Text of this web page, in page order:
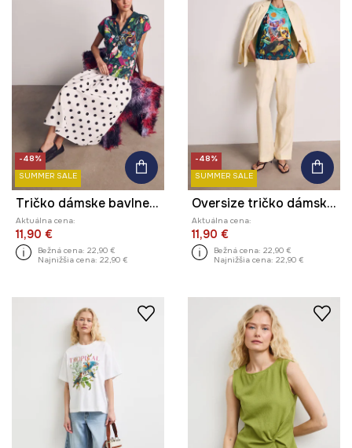
-48%
SUMMER SALE
Tričko dámske bavlnené s elastanom z kolekcie Kit Mizeres x Medicine
Aktuálna cena:
11,90 €
Bežná cena: 22,90 €
Najnižšia cena: 22,90 €
-48%
SUMMER SALE
Oversize tričko dámske bavlnené s elastanom z kolekcie Kit Mizeres x Medicine
Aktuálna cena:
11,90 €
Bežná cena: 22,90 €
Najnižšia cena: 22,90 €